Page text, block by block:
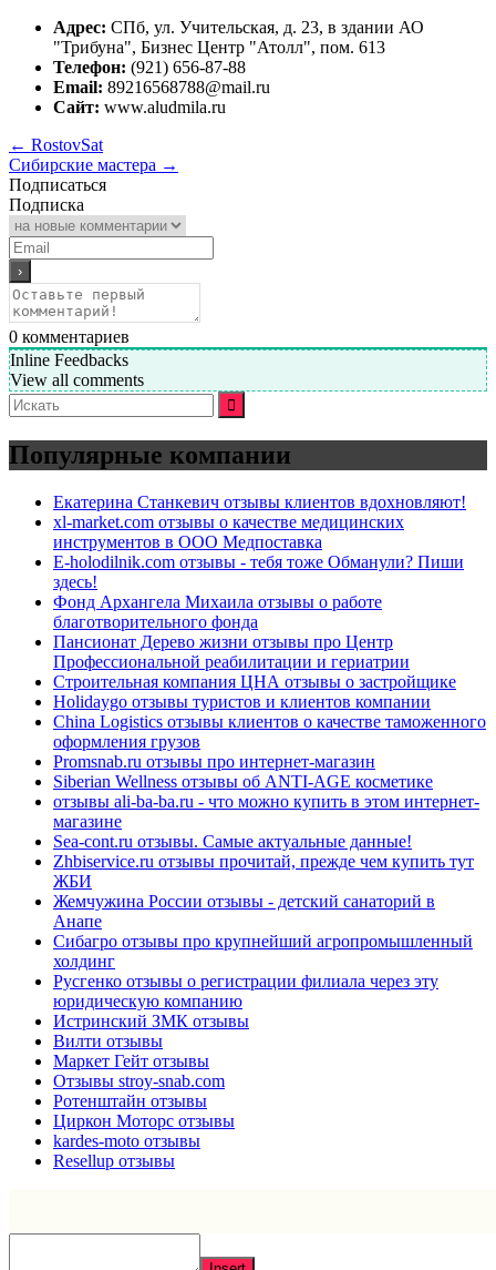
Адрес: СПб, ул. Учительская, д. 23, в здании АО
"Трибуна", Бизнес Центр "Атолл", пом. 613
Телефон: (921) 656-87-88
Email: 89216568788@mail.ru
Сайт: www.aludmila.ru
← RostovSat
Сибирские мастера →
Подписаться
Подписка
0 комментариев
Inline Feedbacks
View all comments
Искать:
Популярные компании
Екатерина Станкевич отзывы клиентов вдохновляют!
xl-market.com отзывы о качестве медицинских
инструментов в ООО Медпоставка
E-holodilnik.com отзывы - тебя тоже Обманули? Пиши
здесь!
Фонд Архангела Михаила отзывы о работе
благотворительного фонда
Пансионат Дерево жизни отзывы про Центр
Профессиональной реабилитации и гериатрии
Строительная компания ЦНА отзывы о застройщике
Holidaygo отзывы туристов и клиентов компании
China Logistics отзывы клиентов о качестве таможенного
оформления грузов
Promsnab.ru отзывы про интернет-магазин
Siberian Wellness отзывы об ANTI-AGE косметике
отзывы ali-ba-ba.ru - что можно купить в этом интернет-
магазине
Sea-cont.ru отзывы. Самые актуальные данные!
Zhbiservice.ru отзывы прочитай, прежде чем купить тут
ЖБИ
Жемчужина России отзывы - детский санаторий в
Анапе
Сибагро отзывы про крупнейший агропромышленный
холдинг
Русгенко отзывы о регистрации филиала через эту
юридическую компанию
Истринский ЗМК отзывы
Вилти отзывы
Маркет Гейт отзывы
Отзывы stroy-snab.com
Ротенштайн отзывы
Циркон Моторс отзывы
kardes-moto отзывы
Resellup отзывы